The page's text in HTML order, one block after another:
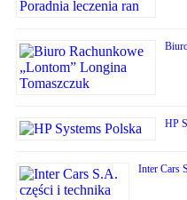
HP
Inter Cars